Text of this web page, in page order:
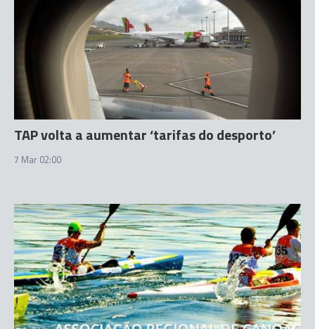
TAP volta a aumentar ‘tarifas do desporto’
7 Mar 02:00